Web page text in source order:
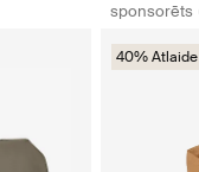
sponsorēts
40% Atlaide